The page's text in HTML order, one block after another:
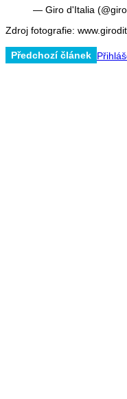
— Giro d'Italia
Zdroj fotografie:
Předchozí článek